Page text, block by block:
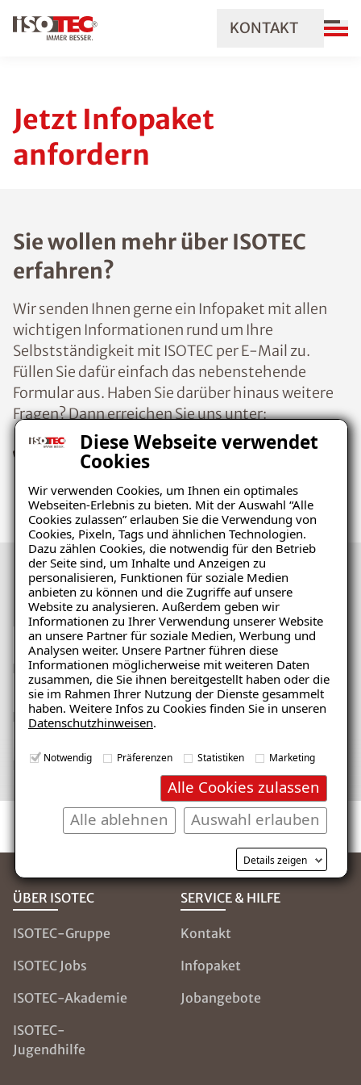
Diese Webseite verwendet
Cookies
Wir verwenden Cookies, um Ihnen ein optimales
Webseiten-Erlebnis zu bieten. Mit der Auswahl “Alle
Cookies zulassen” erlauben Sie die Verwendung von
Cookies, Pixeln, Tags und ähnlichen Technologien.
Dazu zählen Cookies, die notwendig für den Betrieb
der Seite sind, um Inhalte und Anzeigen zu
personalisieren, Funktionen für soziale Medien
anbieten zu können und die Zugriffe auf unsere
Website zu analysieren. Außerdem geben wir
Informationen zu Ihrer Verwendung unserer Website
an unsere Partner für soziale Medien, Werbung und
Analysen weiter. Unsere Partner führen diese
Informationen möglicherweise mit weiteren Daten
zusammen, die Sie ihnen bereitgestellt haben oder die
sie im Rahmen Ihrer Nutzung der Dienste gesammelt
haben. Weitere Infos zu Cookies finden Sie in unseren
Datenschutzhinweisen.
Notwendig Präferenzen Statistiken Marketing
Alle Cookies zulassen
Auswahl erlauben
Alle ablehnen
Details zeigen
KONTAKT
Jetzt Infopaket
anfordern
Sie wollen mehr über ISOTEC
erfahren?
Wir senden Ihnen gerne ein Infopaket mit allen
wichtigen Informationen rund um Ihre
Selbstständigkeit mit ISOTEC per E-Mail zu.
Füllen Sie dafür einfach das nebenstehende
Formular aus. Haben Sie darüber hinaus weitere
Fragen? Dann erreichen Sie uns unter:
+49 (2202) 9574 147
franchise@isotec.de
Infopaket anfordern
ÜBER ISOTEC
ISOTEC-Gruppe
ISOTEC Jobs
ISOTEC-Akademie
ISOTEC-
Jugendhilfe
SERVICE & HILFE
Kontakt
Infopaket
Jobangebote